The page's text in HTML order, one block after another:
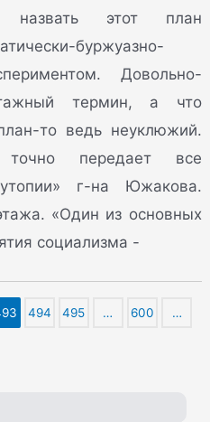
назвать этот план
буржуазно-
Довольно-
термин, а что
то ведь неуклюжий.
передает все
г-на Южакова.
«Один из основных
социализма -
494 495 … 600 …